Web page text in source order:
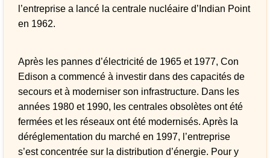
l’entreprise a lancé la centrale nucléaire d’Indian Point
en 1962.
Après les pannes d’électricité de 1965 et 1977, Con
Edison a commencé à investir dans des capacités de
secours et à moderniser son infrastructure. Dans les
années 1980 et 1990, les centrales obsolètes ont été
fermées et les réseaux ont été modernisés. Après la
déréglementation du marché en 1997, l’entreprise
s’est concentrée sur la distribution d’énergie. Pour y